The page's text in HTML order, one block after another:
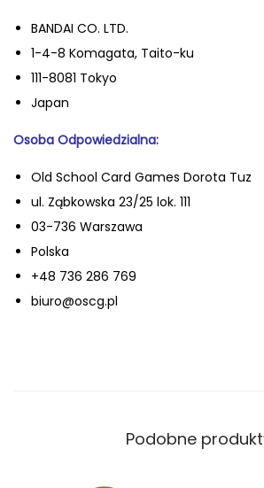
BANDAI CO. LTD.
1-4-8 Komagata, Taito-ku
111-8081 Tokyo
Japan
Osoba Odpowiedzialna:
Old School Card Games Dorota Tuz
ul. Ząbkowska 23/25 lok. 111
03-736 Warszawa
Polska
+48 736 286 769
biuro@oscg.pl
Podobne